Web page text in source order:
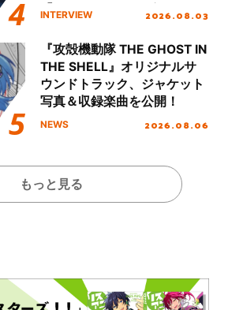
「Amore」インタビュー
INTERVIEW 2026.08.03
『攻殻機動隊 THE GHOST IN
THE SHELL』オリジナルサ
ウンドトラック、ジャケット
写真＆収録楽曲を公開！
NEWS 2026.08.06
もっと見る